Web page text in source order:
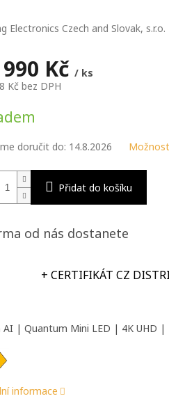
Electronics Czech and Slovak, s.r.o.
Kč / ks
Kč bez DPH
doručit do: 14.8.2026
Přidat do košíku
od nás dostanete
+ CERTIFIKÁT CZ
AI | Quantum Mini LED | 4K UHD
informace